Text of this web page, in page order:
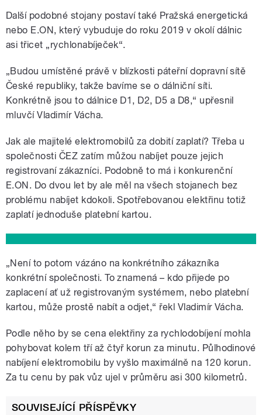
pause
objeví stovka rychlodobíjecích stanic pro
elektromobily. Kde přesně budou stát a
jaké platby budou přijímat, řekl Luděk
Hubáček
Další podobné stojany postaví také Pražská energetická
nebo E.ON, který vybuduje do roku 2019 v okolí dálnic
asi třicet „rychlonabíječek“.
„Budou umístěné právě v blízkosti páteřní dopravní sítě
České republiky, takže bavíme se o dálniční síti.
Konkrétně jsou to dálnice D1, D2, D5 a D8,“ upřesnil
mluvčí Vladimír Vácha.
Jak ale majitelé elektromobilů za dobití zaplatí? Třeba u
společnosti ČEZ zatím můžou nabíjet pouze jejich
registrovaní zákazníci. Podobně to má i konkurenční
E.ON. Do dvou let by ale měl na všech stojanech bez
problému nabíjet kdokoli. Spotřebovanou elektřinu totiž
zaplatí jednoduše platební kartou.
„Není to potom vázáno na konkrétního zákazníka
konkrétní společnosti. To znamená – kdo přijede po
zaplacení ať už registrovaným systémem, nebo platební
kartou, může prostě nabít a odjet,“ řekl Vladimír Vácha.
Podle něho by se cena elektřiny za rychlodobíjení mohla
pohybovat kolem tří až čtyř korun za minutu. Půlhodinové
nabíjení elektromobilu by vyšlo maximálně na 120 korun.
Za tu cenu by pak vůz ujel v průměru asi 300 kilometrů.
SOUVISEJÍCÍ PŘÍSPĚVKY